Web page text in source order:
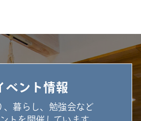
ベント情報
、暮らし、勉強会など